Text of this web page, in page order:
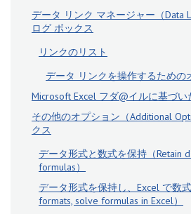
データ リンク マネージャー（Data
ログ ボックス
リンクのリスト
データ リンクを操作するための
Microsoft Excel フダ@イルに基づ
その他のオプション（Additional
クス
データ形式と数式を保持（Retain
formulas）
データ形式を保持し、Excel で数
formats, solve formulas in Excel）